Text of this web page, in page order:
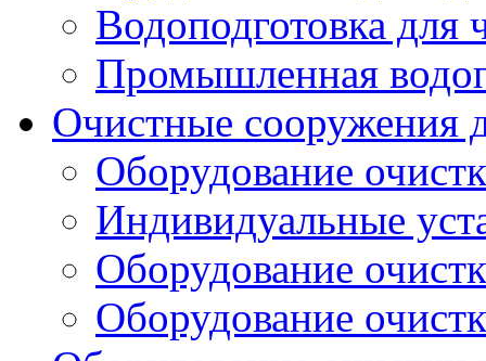
Водоподготовка для
Промышленная
Очистные сооружения
Оборудование
Индивидуальные
Оборудование
Оборудование